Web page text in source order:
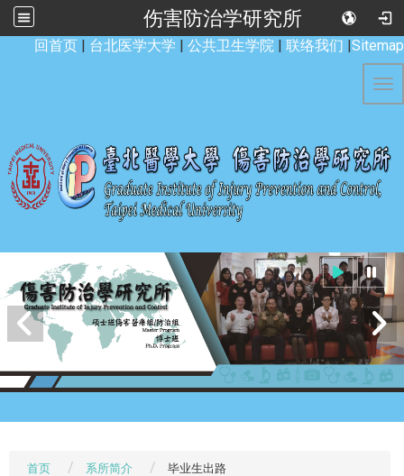
伤害防治学研究所
回首页 | 台北医学大学 | 公共卫生学院 | 联络我们 |Sitemap
首页 系所简介 毕业生出路